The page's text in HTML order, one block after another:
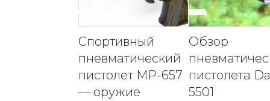
Спортивный
пневматический
пистолет МР-657
— оружие
Обзор
пистолета
5501